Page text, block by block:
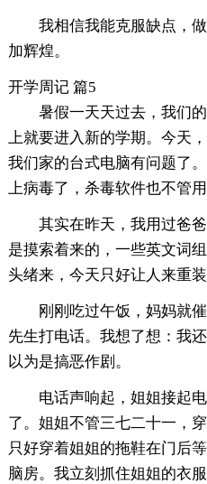
我相信我能克服缺点，
加辉煌。
开学周记 篇5
暑假一天天过去，我们
上就要进入新的学期。今天
我们家的台式电脑有问题了
上病毒了，杀毒软件也不管用
其实在昨天，我用过爸
是摸索着来的，一些英文词
头绪来，今天只好让人来重装
刚刚吃过午饭，妈妈就
先生打电话。我想了想：我
以为是搞恶作剧。
电话声响起，姐姐接起
了。姐姐不管三七二十一，
只好穿着姐姐的拖鞋在门后
脑房。我立刻抓住姐姐的衣